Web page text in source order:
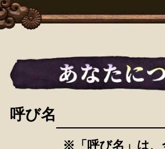
呼び名
※「呼び名」は、